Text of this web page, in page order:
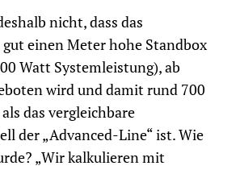
nicht, dass das
einen Meter hohe Standbox
Watt Systemleistung), ab
wird und damit rund 700
das vergleichbare
der „Advanced-Line“ ist. Wie
„Wir kalkulieren mit